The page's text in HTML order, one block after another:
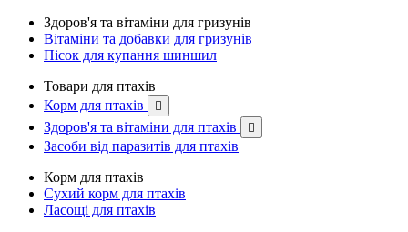
Здоров'я та вітаміни для гризунів
Вітаміни та добавки для гризунів
Пісок для купання шиншил
Товари для птахів
Корм для птахів

Здоров'я та вітаміни для птахів 
Засоби від паразитів для птахів
Корм для птахів
Сухий корм для птахів
Ласощі для птахів